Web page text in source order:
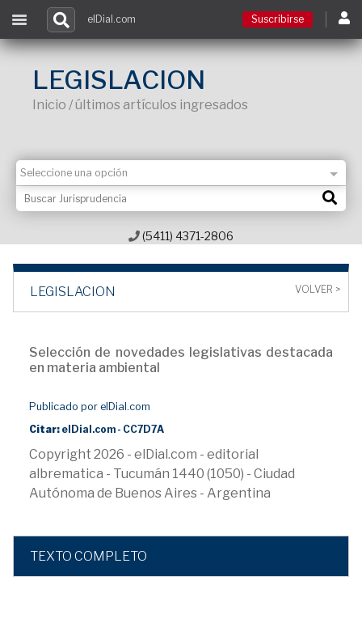
Suscribirse
Contacto
elDial.com Suscribirse
LEGISLACION
Inicio / últimos artículos ingresados
(5411) 4371-2806
LEGISLACION VOLVER >
Selección de novedades legislativas destacada
en materia ambiental
Publicado por elDial.com
Citar: elDial.com - CC7D7A
Copyright 2026 - elDial.com - editorial
albrematica - Tucumán 1440 (1050) - Ciudad
Autónoma de Buenos Aires - Argentina
TEXTO COMPLETO